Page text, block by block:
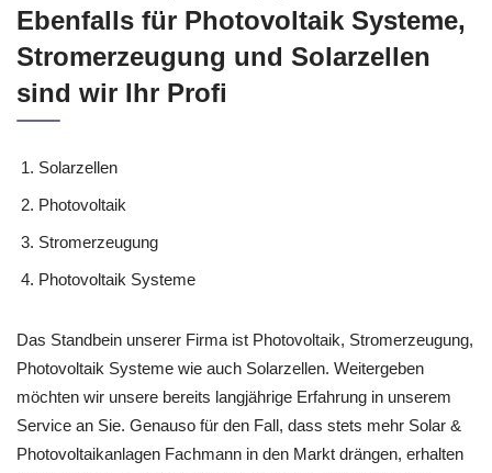
Ebenfalls für Photovoltaik Systeme,
Stromerzeugung und Solarzellen
sind wir Ihr Profi
Solarzellen
Photovoltaik
Stromerzeugung
Photovoltaik Systeme
Das Standbein unserer Firma ist Photovoltaik, Stromerzeugung,
Photovoltaik Systeme wie auch Solarzellen. Weitergeben
möchten wir unsere bereits langjährige Erfahrung in unserem
Service an Sie. Genauso für den Fall, dass stets mehr Solar &
Photovoltaikanlagen Fachmann in den Markt drängen, erhalten